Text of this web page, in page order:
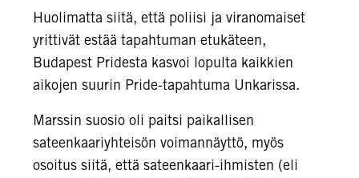
Huolimatta siitä, että poliisi ja viranomaiset
yrittivät estää tapahtuman etukäteen,
Budapest Pridesta kasvoi lopulta kaikkien
aikojen suurin Pride-tapahtuma Unkarissa.
Marssin suosio oli paitsi paikallisen
sateenkaariyhteisön voimannäyttö, myös
osoitus siitä, että sateenkaari-ihmisten (eli